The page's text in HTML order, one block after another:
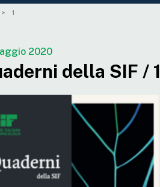
1
2020
della SIF / 1